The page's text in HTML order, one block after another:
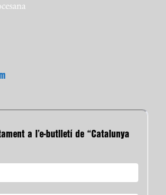
a l’e-butlletí de “Catalunya